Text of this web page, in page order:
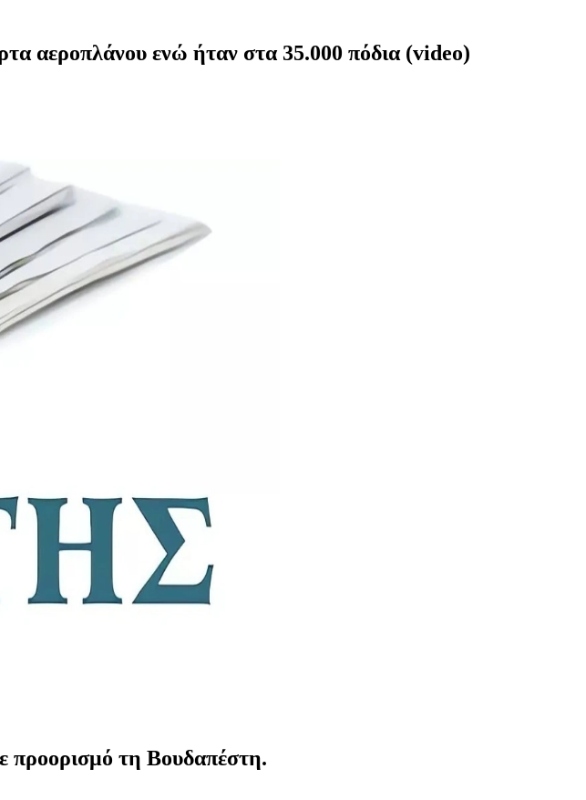
αεροπλάνου ενώ ήταν στα 35.000 πόδια (video)
προορισμό τη Βουδαπέστη.